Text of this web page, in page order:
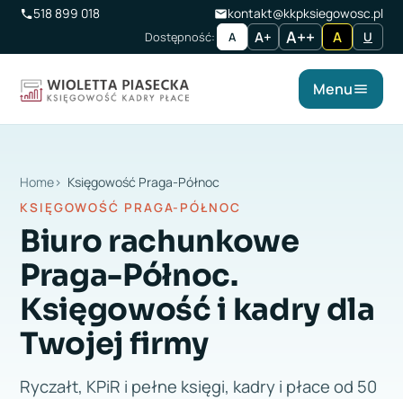
518 899 018 kontakt@kkpksiegowosc.pl
Dostępność: A A+ A++ A U
Menu
Home Księgowość Praga-Północ
KSIĘGOWOŚĆ PRAGA-PÓŁNOC
Biuro rachunkowe
Praga-Północ.
Księgowość i kadry dla
Twojej firmy
Ryczałt, KPiR i pełne księgi, kadry i płace od 50